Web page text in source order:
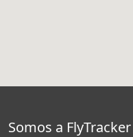
Somos a FlyTracker